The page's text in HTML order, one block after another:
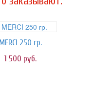
MERCI 250 гр.
1 500 руб.